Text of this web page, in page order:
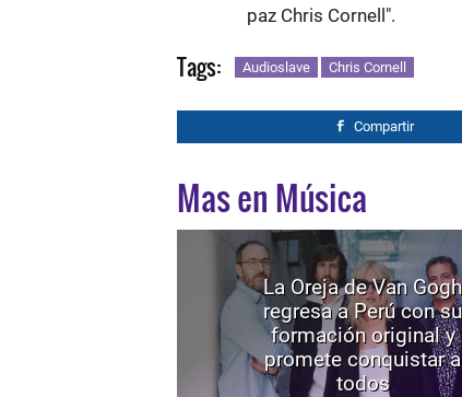
paz Chris Cornell".
Tags: Audioslave Chris Cornell
Compartir
Mas en Música
La Oreja de Van Gogh
regresa a Perú con su
formación original y
promete conquistar a
todos